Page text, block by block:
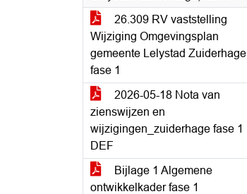
26.309 RV vaststelling
Wijziging Omgevingsplan
gemeente Lelystad Zuiderhage,
fase 1
2026-05-18 Nota van
zienswijzen en
wijzigingen_zuiderhage fase 1
DEF
Bijlage 1 Algemene
ontwikkelkader fase 1